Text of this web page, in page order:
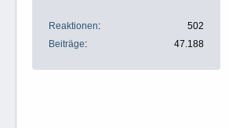
Reaktionen
502
Beiträge
47.188